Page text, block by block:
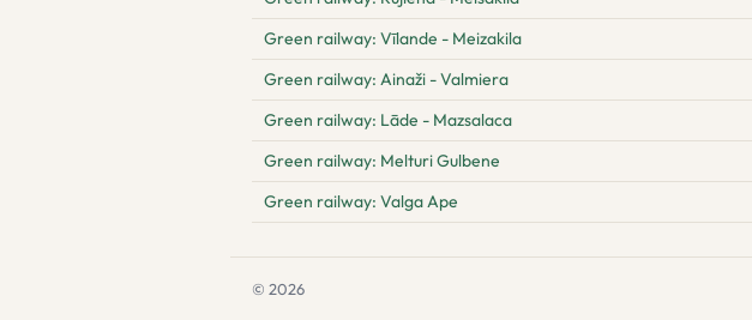
Green railway: Vīlande - Meizakila
Green railway: Ainaži - Valmiera
Green railway: Lāde - Mazsalaca
Green railway: Melturi Gulbene
Green railway: Valga Ape
© 2026